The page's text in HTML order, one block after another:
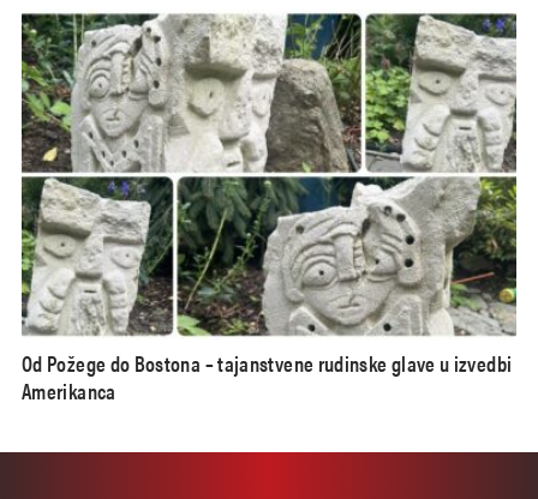
Od Požege do Bostona – tajanstvene rudinske glave u izvedbi
Amerikanca